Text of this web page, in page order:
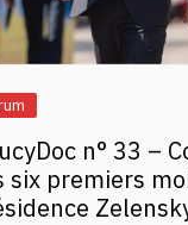
n° 33 –
six premiers